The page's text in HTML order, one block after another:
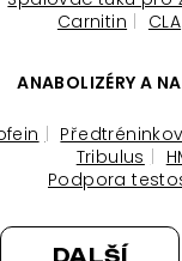
Carnitin
CLA
ANABOLIZÉRY A
Tribulus
Podpora
DALŠÍ